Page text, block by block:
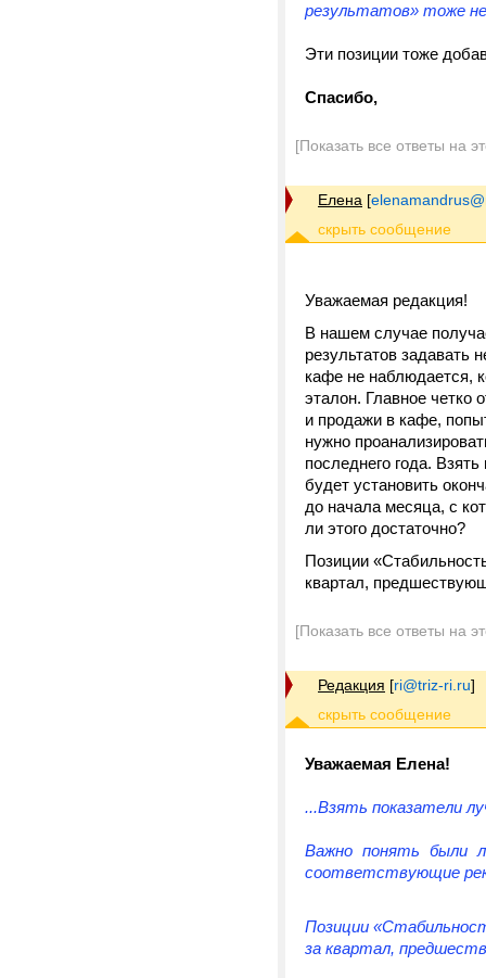
результатов» тоже
Эти позиции тоже
Спасибо,
[Показать все ответы на
Елена [
Уважаемая редакция!
В нашем случае
результатов задавать
кафе не наблюдается,
эталон. Главное четко
и продажи в кафе,
нужно
последнего года.
будет установить
до начала месяца, с
ли этого достаточно?
Позиции
квартал,
[Показать все ответы на
Редакция [ri@triz-ri.ru]
Уважаемая Елена!
...Взять показатели
Важно понять были
соответствующие
Позиции
за квартал,